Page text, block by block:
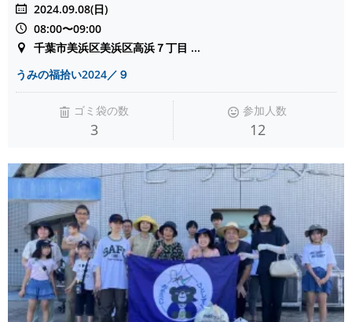
2024.09.08(日)
08:00〜09:00
千葉市美浜区美浜区高浜７丁目 ...
うみの福拾い2024／９
ゴミ袋の数
3
参加人数
12